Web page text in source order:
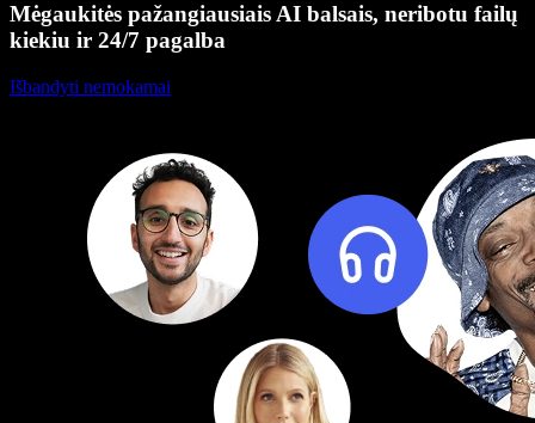
Mėgaukitės pažangiausiais AI balsais, neribotu failų
kiekiu ir 24/7 pagalba
Išbandyti nemokamai